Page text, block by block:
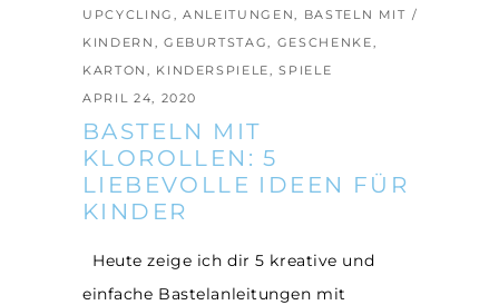
UPCYCLING ,ANLEITUNGEN, BASTELN MIT
KINDERN , GEBURTSTAG, GESCHENKE,
KARTON , KINDERSPIELE,SPIELE
APRIL 24, 2020
BASTELN MIT
KLOROLLEN: 5
LIEBEVOLLE IDEEN FÜR
KINDER
Heute zeige ich dir 5 kreative und
einfache Bastelanleitungen mit